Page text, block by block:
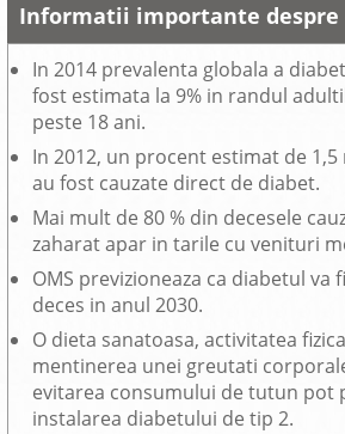
Informatii importante despre
In 2014 prevalenta globala a
fost estimata la 9% in randul
peste 18 ani.
In 2012, un procent estimat de
au fost cauzate direct de diabet.
Mai mult de 80 % din decesele
zaharat apar in tarile cu venituri
OMS previzioneaza ca diabetul va
deces in anul 2030.
O dieta sanatoasa, activitatea
mentinerea unei greutati
evitarea consumului de tutun pot
instalarea diabetului de tip 2.